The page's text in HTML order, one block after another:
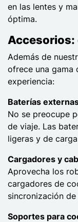
en las lentes y
óptima.
Accesorios:
Además de
ofrece una gama
experiencia:
Baterías
No se preocupe
de viaje. Las
ligeras y de
Cargadores y
Aprovecha los
cargadores de
sincronización
Soportes para